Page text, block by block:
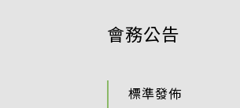
會務公告
標準發佈